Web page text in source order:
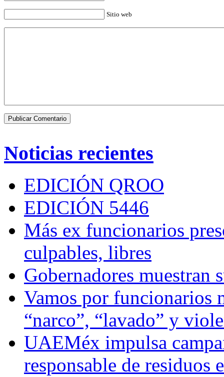
Sitio web
Noticias recientes
EDICIÓN QROO
EDICIÓN 5446
Más ex funcionarios
culpables, libres
Gobernadores muestran
Vamos por funcionarios
“narco”, “lavado” y
UAEMéx impulsa
responsable de residuos